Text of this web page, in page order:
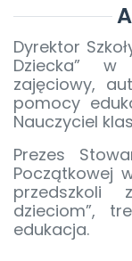
Dyrektor
Dziecka”
zajęciowy,
pomocy
Nauczyciel
Prezes
Początkowej
przedszkoli
dzieciom”,
edukacja.